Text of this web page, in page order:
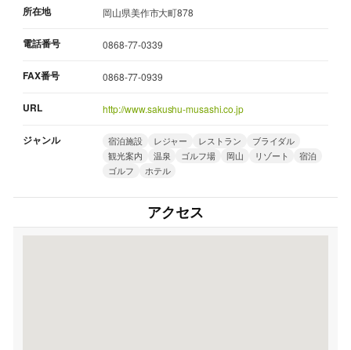
所在地 岡山県美作市大町878
電話番号 0868-77-0339
FAX番号 0868-77-0939
URL http://www.sakushu-musashi.co.jp
ジャンル 宿泊施設 レジャー レストラン
ブライダル
観光案内
温泉 ゴルフ場 岡山 リゾート
宿泊
ゴルフ
ホテル
アクセス